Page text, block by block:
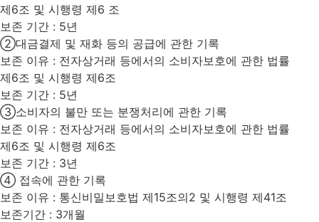
제6조 및 시행령 제6 조
보존 기간 : 5년
②대금결제 및 재화 등의 공급에 관한 기록
보존 이유 : 전자상거래 등에서의 소비자보호에 관한 법률
제6조 및 시행령 제6조
보존 기간 : 5년
③소비자의 불만 또는 분쟁처리에 관한 기록
보존 이유 : 전자상거래 등에서의 소비자보호에 관한 법률
제6조 및 시행령 제6조
보존 기간 : 3년
④ 접속에 관한 기록
보존 이유 : 통신비밀보호법 제15조의2 및 시행령 제41조
보존기간 : 3개월